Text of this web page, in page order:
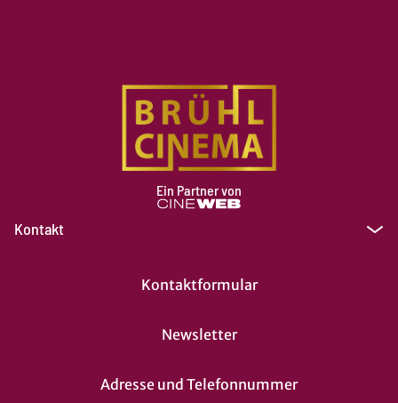
Ein Partner von
Kontakt
Kontaktformular
Newsletter
Adresse und Telefonnummer